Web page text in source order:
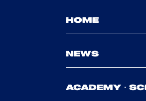
HOME
NEWS
ACADEMY・